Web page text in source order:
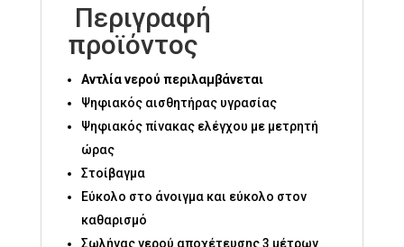
Περιγραφή
προϊόντος
Αντλία νερού περιλαμβάνεται
Ψηφιακός αισθητήρας υγρασίας
Ψηφιακός πίνακας ελέγχου με μετρητή
ώρας
Στοίβαγμα
Εύκολο στο άνοιγμα και εύκολο στον
καθαρισμό
Σωλήνας νερού αποχέτευσης 3 μέτρων